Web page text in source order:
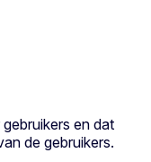
en dat
de gebruikers.